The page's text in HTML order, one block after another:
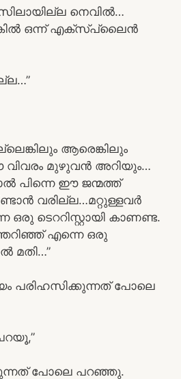
നെവില്‍…
ഒന്ന് എക്സ്പ്ലൈന്‍
ആരെങ്കിലും
മുഴുവന്‍ അറിയും…
പിന്നെ ഈ ജന്മത്ത്
വരില്ല…മറ്റുള്ളവര്‍
ടെററിസ്റ്റായി കാണണ്ട.
എന്നെ ഒരു
മതി…”
പരിഹസിക്കുന്നത് പോലെ
പോലെ പറഞ്ഞു.